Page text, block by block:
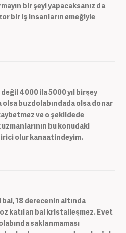
bir şeyi yapacaksanız da
bir iş insanların emeğiyle
değil 4000 ila 5000 yıl birşey
buzdolabındada olsa donar
ve o şekildede
bu konudaki
olur kanaatindeyim.
18 derecenin altında
katılan bal kristalleşmez. Evet
saklanmaması